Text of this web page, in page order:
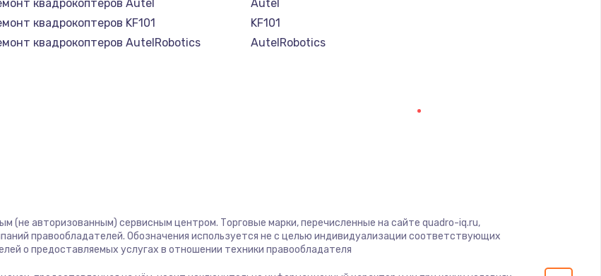
квадрокоптеров Autel
квадрокоптеров KF101
квадрокоптеров AutelRobotics
Autel
KF101
AutelRobotics
(не авторизованным) сервисным центром. Торговые марки, перечисленные на сайте quadro-iq.ru,
правообладателей. Обозначения используется не с целью индивидуализации соответствующих
о предоставляемых услугах в отношении техники правообладателя